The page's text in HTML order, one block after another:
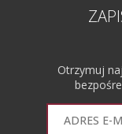
Otrzymuj